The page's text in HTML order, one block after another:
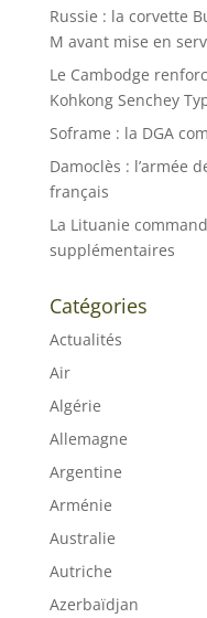
Russie : la corvette
M avant mise en
Le Cambodge
Kohkong Senchey
Soframe : la DGA
Damoclès : l’armée
français
La Lituanie
supplémentaires
Catégories
Actualités
Air
Algérie
Allemagne
Argentine
Arménie
Australie
Autriche
Azerbaïdjan